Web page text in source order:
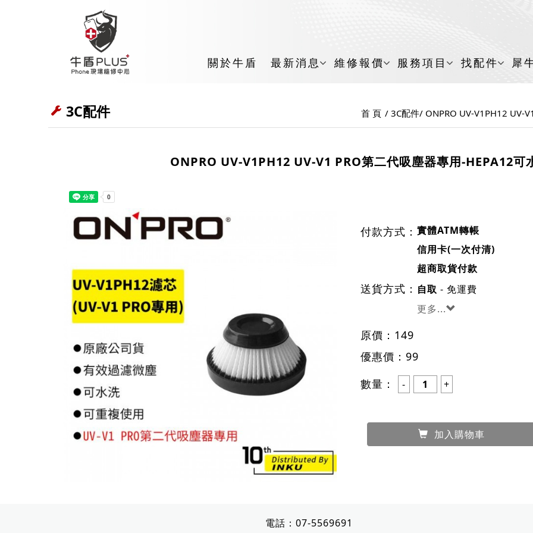
關於牛盾 最新消息 維修報價 服務項目 找配件 犀
3C配件 首 頁 3C配件 ONPRO UV-V1PH12 UV-
ONPRO UV-V1PH12 UV-V1 PRO第二代吸塵器專用-HEPA12可
付款方式： 實體ATM轉帳
信用卡(一次付清)
超商取貨付款
送貨方式： 自取 - 免運費
更多...
原價： 149
優惠價： 99
數量：
加入購物車
電話：07-5569691